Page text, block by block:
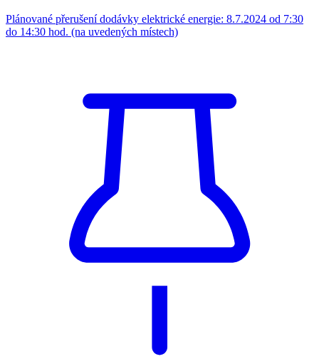
Plánované přerušení dodávky elektrické energie: 8.7.2024 od 7:30
do 14:30 hod. (na uvedených místech)